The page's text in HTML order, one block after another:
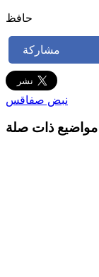
حافظ
مشاركة
نبض صفاقس
مواضيع ذات صلة